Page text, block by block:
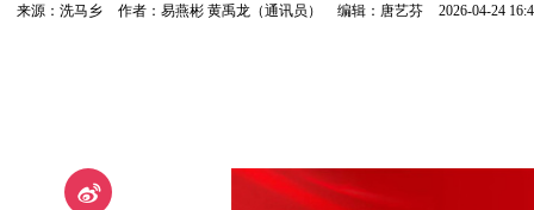
来源：洗马乡 作者：易燕彬 黄禹龙（通讯员） 编辑：唐艺芬 2026-04-24